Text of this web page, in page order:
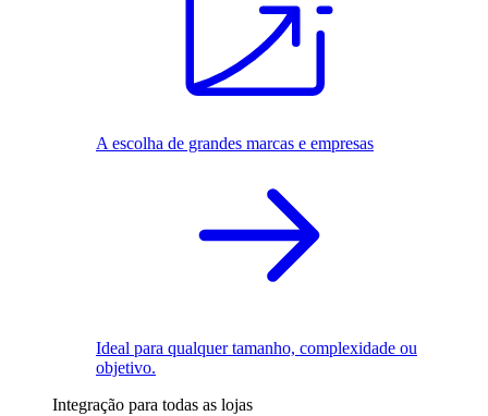
A escolha de grandes marcas e empresas
Ideal para qualquer tamanho, complexidade ou
objetivo.
Integração para todas as lojas